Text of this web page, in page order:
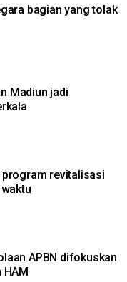
bagian yang tolak
Madiun jadi
program revitalisasi
APBN difokuskan
HAM